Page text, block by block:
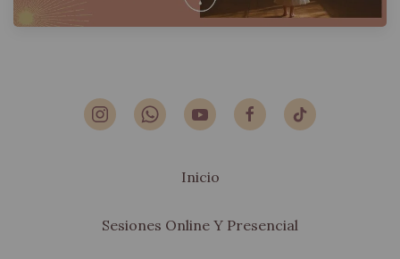
Inicio
Sesiones Online Y Presencial